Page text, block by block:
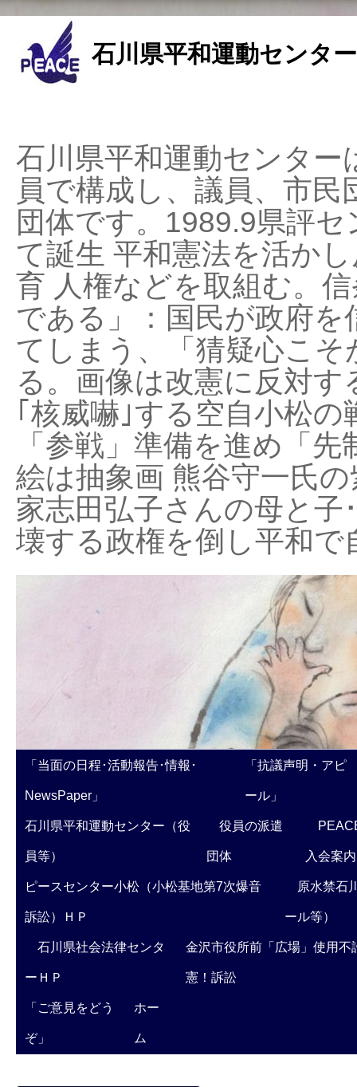
石川県平和運動センタ
石川県平和運動センタ
員で構成し、議員、市
団体です。1989.9県評
て誕生 平和憲法を活か
育 人権などを取組む。
である」：国民が政府
てしまう、「猜疑心こ
る。画像は改憲に反対
｢核威嚇｣する空自小松
「参戦」準備を進め「
絵は抽象画 熊谷守一氏
家志田弘子さんの母と子
壊する政権を倒し平和
「当面の日程･活動報告･情報･
NewsPaper」
「抗議声明・アピ
ール」
石川県平和運動センター（役
員等）
役員の派遣
団体 入会案内
ピースセンター小松（小松基地第7次爆音
訴訟）ＨＰ
原水禁石
ール等）
石川県社会法律センタ
ーＨＰ
金沢市役所前「広場」使用不
憲！訴訟
「ご意見をどう
ぞ」
ホー
ム